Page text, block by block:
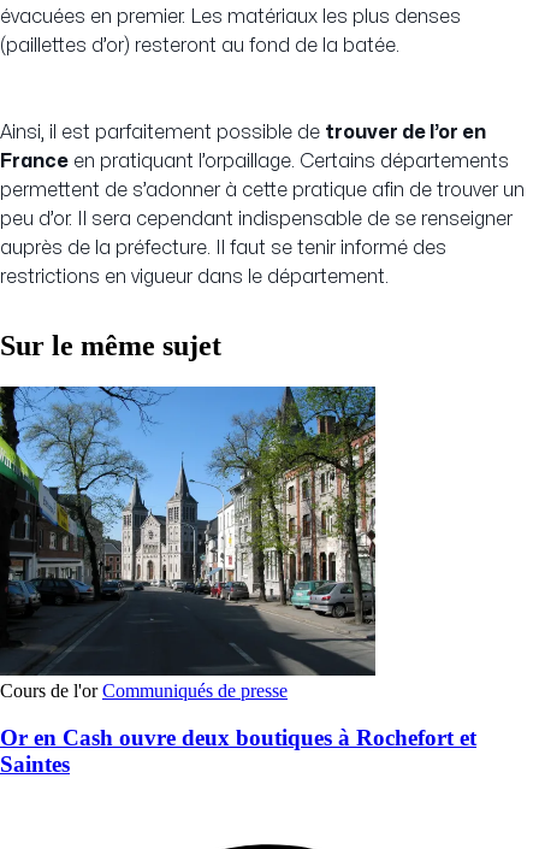
évacuées en premier. Les matériaux les plus denses
(paillettes d’or) resteront au fond de la batée.
Ainsi, il est parfaitement possible de trouver de l’or en
France en pratiquant l’orpaillage. Certains départements
permettent de s’adonner à cette pratique afin de trouver un
peu d’or. Il sera cependant indispensable de se renseigner
auprès de la préfecture. Il faut se tenir informé des
restrictions en vigueur dans le département.
Sur le même sujet
Cours de l'or Communiqués de presse
Or en Cash ouvre deux boutiques à Rochefort et
Saintes